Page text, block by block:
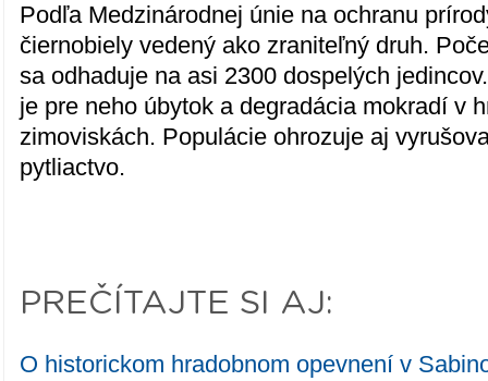
Podľa Medzinárodnej únie na ochranu
čiernobiely vedený ako zraniteľný druh.
sa odhaduje na asi 2300 dospelých
je pre neho úbytok a degradácia mokradí v
zimoviskách. Populácie ohrozuje aj
pytliactvo.
PREČÍTAJTE SI AJ:
O historickom hradobnom opevnení v